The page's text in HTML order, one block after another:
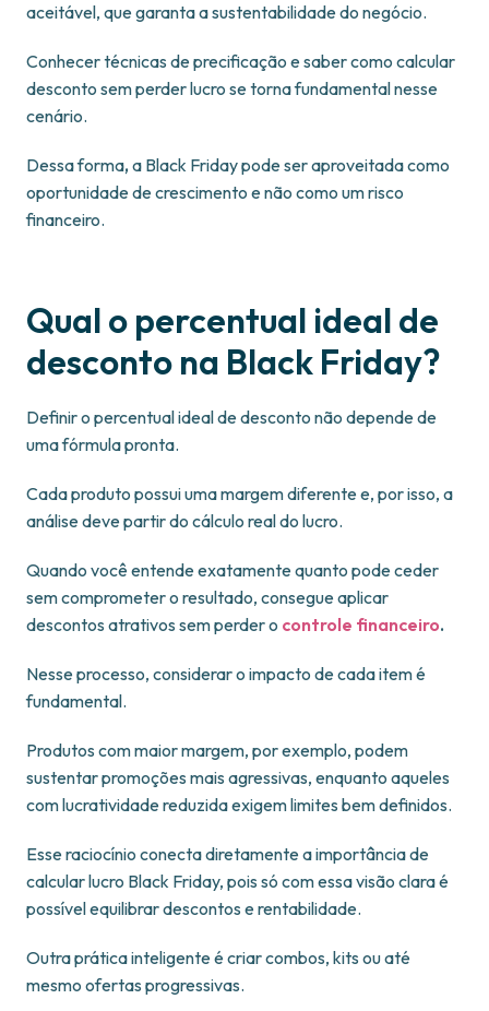
aceitável, que garanta a sustentabilidade do negócio.
Conhecer técnicas de precificação e saber como calcular
desconto sem perder lucro se torna fundamental nesse
cenário.
Dessa forma, a Black Friday pode ser aproveitada como
oportunidade de crescimento e não como um risco
financeiro.
Qual o percentual ideal de
desconto na Black Friday?
Definir o percentual ideal de desconto não depende de
uma fórmula pronta.
Cada produto possui uma margem diferente e, por isso, a
análise deve partir do cálculo real do lucro.
Quando você entende exatamente quanto pode ceder
sem comprometer o resultado, consegue aplicar
descontos atrativos sem perder o controle financeiro.
Nesse processo, considerar o impacto de cada item é
fundamental.
Produtos com maior margem, por exemplo, podem
sustentar promoções mais agressivas, enquanto aqueles
com lucratividade reduzida exigem limites bem definidos.
Esse raciocínio conecta diretamente a importância de
calcular lucro Black Friday, pois só com essa visão clara é
possível equilibrar descontos e rentabilidade.
Outra prática inteligente é criar combos, kits ou até
mesmo ofertas progressivas.